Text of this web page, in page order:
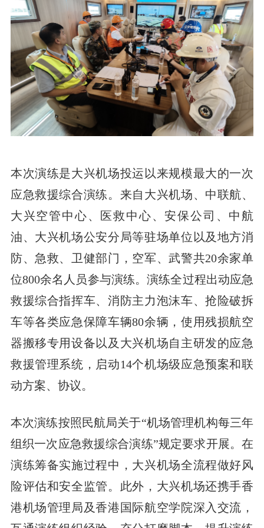
本次演练是大兴机场投运以来规模最大的一次
应急救援综合演练。来自大兴机场、中联航、
大兴空管中心、医救中心、安保公司、中航
油、大兴机场公安分局等驻场单位以及地方消
防、急救、卫健部门，空军、武警共20余家单
位800余名人员参与演练。演练全过程出动应急
救援综合指挥车、消防主力泡沫车、抢险破拆
车等各类应急保障车辆80余辆，使用残损航空
器搬移专用设备以及大兴机场自主研发的应急
救援管理系统，启动14个机场级应急预案和联
动方案、协议。
本次演练按照民航局关于“机场管理机构每三年
组织一次应急救援综合演练”规定要求开展。在
演练筹备实施过程中，大兴机场全流程做好风
险评估和安全监管。此外，大兴机场还携手香
港机场管理局及香港国际航空学院深入交流，